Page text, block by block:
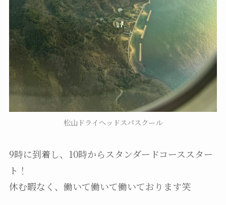
松山ドライヘッドスパスクール
9時に到着し、10時からスタンダードコーススター
ト！
休む暇なく、働いて働いて働いております笑